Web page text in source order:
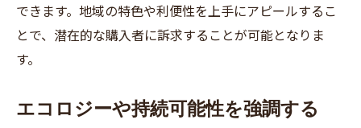
できます。地域の特色や利便性を上手にアピールするこ
とで、潜在的な購入者に訴求することが可能となりま
す。
エコロジーや持続可能性を強調する